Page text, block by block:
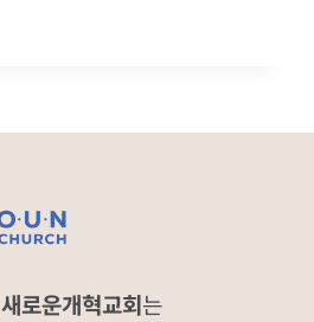
새로운개혁교회는